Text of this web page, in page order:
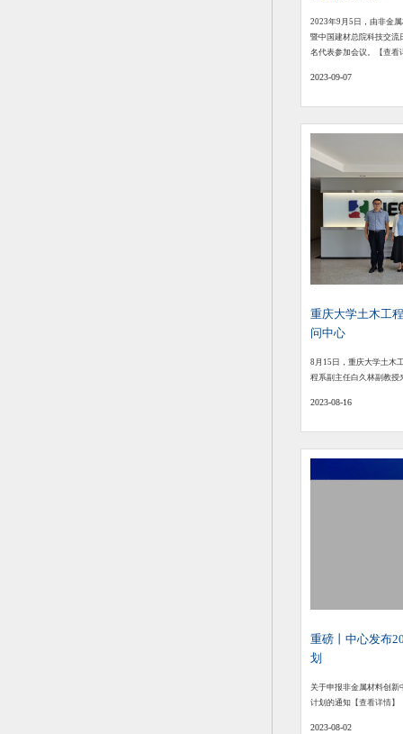
2023年9月5日，由非金
暨中国建材总院科技交流
名代表参加会议。
【查看
2023-09-07
重庆大学土木工
问中心
8月15日，重庆大学土木
程系副主任白久林副教授
2023-08-16
重磅丨中心发布
划
关于申报非金属材料创新
计划的通知【查看详情】
2023-08-02